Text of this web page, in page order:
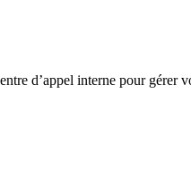
dʼappel interne pour gérer